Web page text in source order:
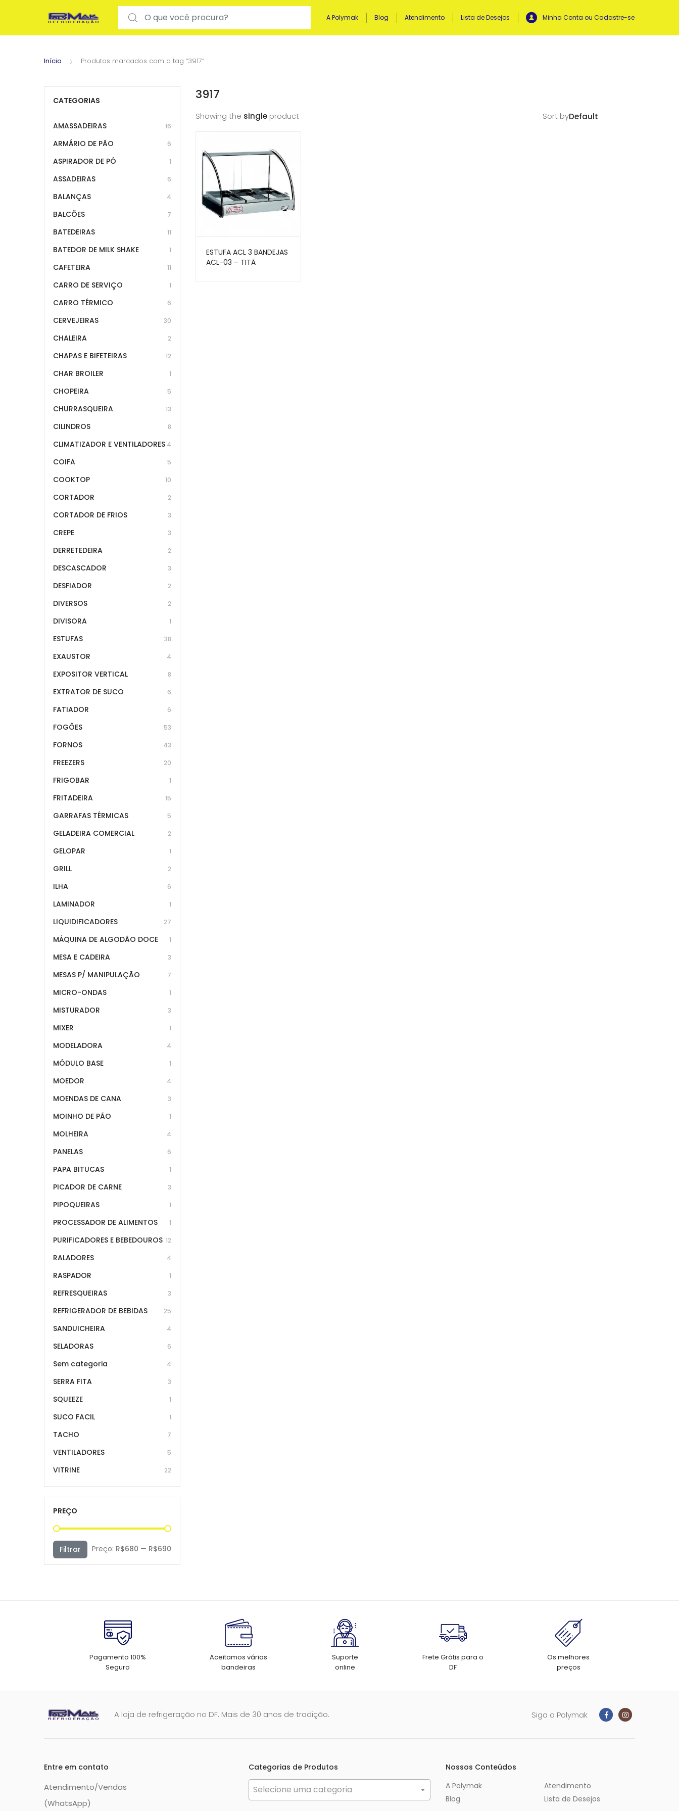
Search for:
A Polymak Blog Atendimento Lista de Desejos Minha Conta ou Cadastre-se
Início Produtos marcados com a tag “3917”
3917
Showing the single product Sort by
ESTUFA ACL 3 BANDEJAS
ACL-03 – TITÃ
CATEGORIAS
AMASSADEIRAS 16
ARMÁRIO DE PÃO 6
ASPIRADOR DE PÓ 1
ASSADEIRAS 6
BALANÇAS 4
BALCÕES 7
BATEDEIRAS 11
BATEDOR DE MILK SHAKE 1
CAFETEIRA 11
CARRO DE SERVIÇO 1
CARRO TÉRMICO 6
CERVEJEIRAS 30
CHALEIRA 2
CHAPAS E BIFETEIRAS 12
CHAR BROILER 1
CHOPEIRA 5
CHURRASQUEIRA 13
CILINDROS 8
CLIMATIZADOR E VENTILADORES 4
COIFA 5
COOKTOP 10
CORTADOR 2
CORTADOR DE FRIOS 3
CREPE 3
DERRETEDEIRA 2
DESCASCADOR 3
DESFIADOR 2
DIVERSOS 2
DIVISORA 1
ESTUFAS 38
EXAUSTOR 4
EXPOSITOR VERTICAL 8
EXTRATOR DE SUCO 6
FATIADOR 6
FOGÕES 53
FORNOS 43
FREEZERS 20
FRIGOBAR 1
FRITADEIRA 15
GARRAFAS TÉRMICAS 5
GELADEIRA COMERCIAL 2
GELOPAR 1
GRILL 2
ILHA 6
LAMINADOR 1
LIQUIDIFICADORES 27
MÁQUINA DE ALGODÃO DOCE 1
MESA E CADEIRA 3
MESAS P/ MANIPULAÇÃO 7
MICRO-ONDAS 1
MISTURADOR 3
MIXER 1
MODELADORA 4
MÓDULO BASE 1
MOEDOR 4
MOENDAS DE CANA 3
MOINHO DE PÃO 1
MOLHEIRA 4
PANELAS 6
PAPA BITUCAS 1
PICADOR DE CARNE 3
PIPOQUEIRAS 1
PROCESSADOR DE ALIMENTOS 1
PURIFICADORES E BEBEDOUROS 12
RALADORES 4
RASPADOR 1
REFRESQUEIRAS 3
REFRIGERADOR DE BEBIDAS 25
SANDUICHEIRA 4
SELADORAS 6
Sem categoria 4
SERRA FITA 3
SQUEEZE 1
SUCO FACIL 1
TACHO 7
VENTILADORES 5
VITRINE 22
PREÇO
mínimo
máximo
Filtrar Preço: R$680 — R$690
Pagamento 100%
Seguro
Aceitamos várias
bandeiras
Suporte
online
Frete Grátis para o
DF
Os melhores
preços
A loja de refrigeração no DF. Mais de 30 anos de tradição. Siga a Polymak
Entre em contato
Atendimento/Vendas
(WhatsApp)
Categorias de Produtos
Selecione uma categoria
Nossos Conteúdos
A Polymak
Blog
Atendimento
Lista de Desejos